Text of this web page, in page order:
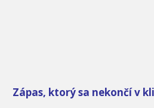
Zápas, ktorý sa nekončí v